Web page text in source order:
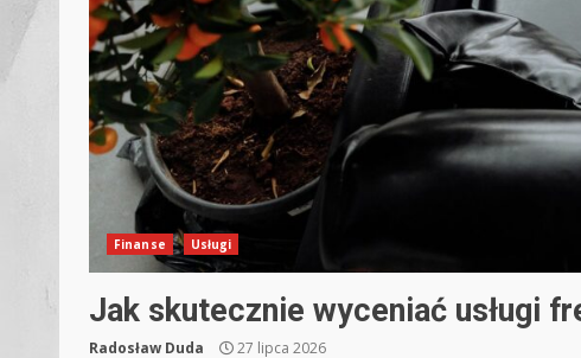
Finanse Usługi
Jak skutecznie wyceniać usługi
Radosław Duda 27 lipca 2026